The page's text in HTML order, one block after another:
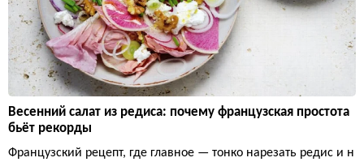
Весенний салат из редиса: почему французская простота
бьёт рекорды
Французский рецепт, где главное — тонко нарезать редис и н